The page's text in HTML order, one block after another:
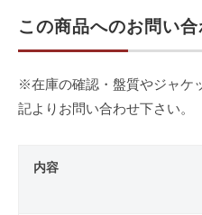
この商品へのお問い合
※在庫の確認・盤質やジャケ
記よりお問い合わせ下さい。
内容